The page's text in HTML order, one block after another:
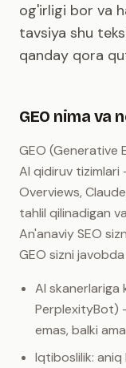
og'irligi bor va
tavsiya shu
qanday qora
GEO nima va
GEO
AI qidiruv tizimlari
Overviews,
tahlil qilinadigan
An'anaviy SEO
GEO sizni
AI skanerlariga
PerplexityBot)
emas, balki
Iqtiboslilik: aniq